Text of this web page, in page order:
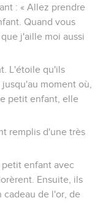
: « Allez prendre
Quand vous
j'aille moi aussi
L'étoile qu'ils
moment où,
petit enfant, elle
remplis d'une très
enfant avec
Ensuite, ils
cadeau de l'or, de